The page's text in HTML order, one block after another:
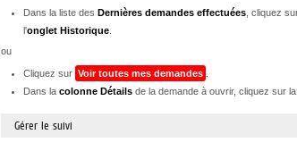
Dans la liste des Dernières demandes effectuées , cliquez
l'onglet Historique
ou
Cliquez sur Voir toutes mes demandes
Dans la colonne Détails de la demande à ouvrir, cliquez sur
Gérer le suivi